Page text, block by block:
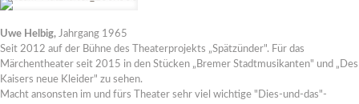
Uwe Helbig, Jahrgang 1965
Seit 2012 auf der Bühne des Theaterprojekts „Spätzünder". Für das
Märchentheater seit 2015 in den Stücken „Bremer Stadtmusikanten" und „Des
Kaisers neue Kleider" zu sehen.
Macht ansonsten im und fürs Theater sehr viel wichtige "Dies-und-das"-